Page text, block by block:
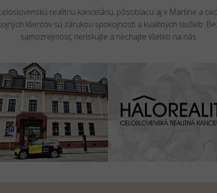
realitnú kanceláriu, pôsobiacu aj v Martine a
klientov sú zárukou spokojnosti a kvalitných služieb.
samozrejmosť, neriskujte a nechajte všetko na nás.